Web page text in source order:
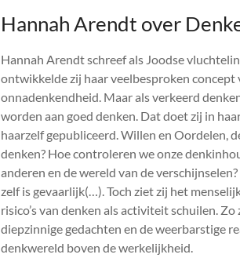
Hannah Arendt over
Hannah Arendt schreef als Joodse
ontwikkelde zij haar veelbesproken
onnadenkendheid. Maar als verkeerd
worden aan goed denken. Dat doet zij in
haarzelf gepubliceerd. Willen en Oordelen,
denken? Hoe controleren we onze
anderen en de wereld van de
zelf is gevaarlijk(…). Toch ziet zij het
risico’s van denken als activiteit schuilen.
diepzinnige gedachten en de weerbarstige
denkwereld boven de werkelijkheid.